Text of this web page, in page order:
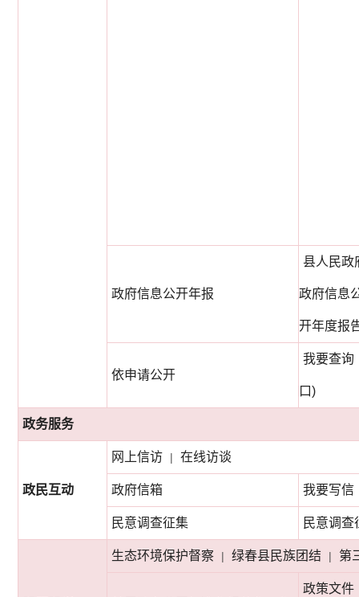
政府信息公开年报
县人民政
政府信息
开年度报
依申请公开
我要查询
口)
政务服务
政民互动
网上信访 | 在线访谈
政府信箱 我要写信
民意调查征集 民意调查
生态环境保护督察 | 绿春县民族团结 | 第
政策文件